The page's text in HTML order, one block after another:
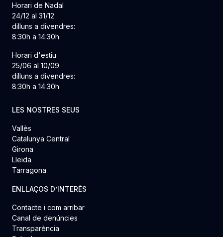
Horari de Nadal
24/12 al 31/12
dilluns a divendres:
8:30h a 14:30h
Horari d'estiu
25/06 al 10/09
dilluns a divendres:
8:30h a 14:30h
LES NOSTRES SEUS
Vallès
Catalunya Central
Girona
Lleida
Tarragona
ENLLAÇOS D’INTERÈS
Contacte i com arribar
Canal de denúncies
Transparència